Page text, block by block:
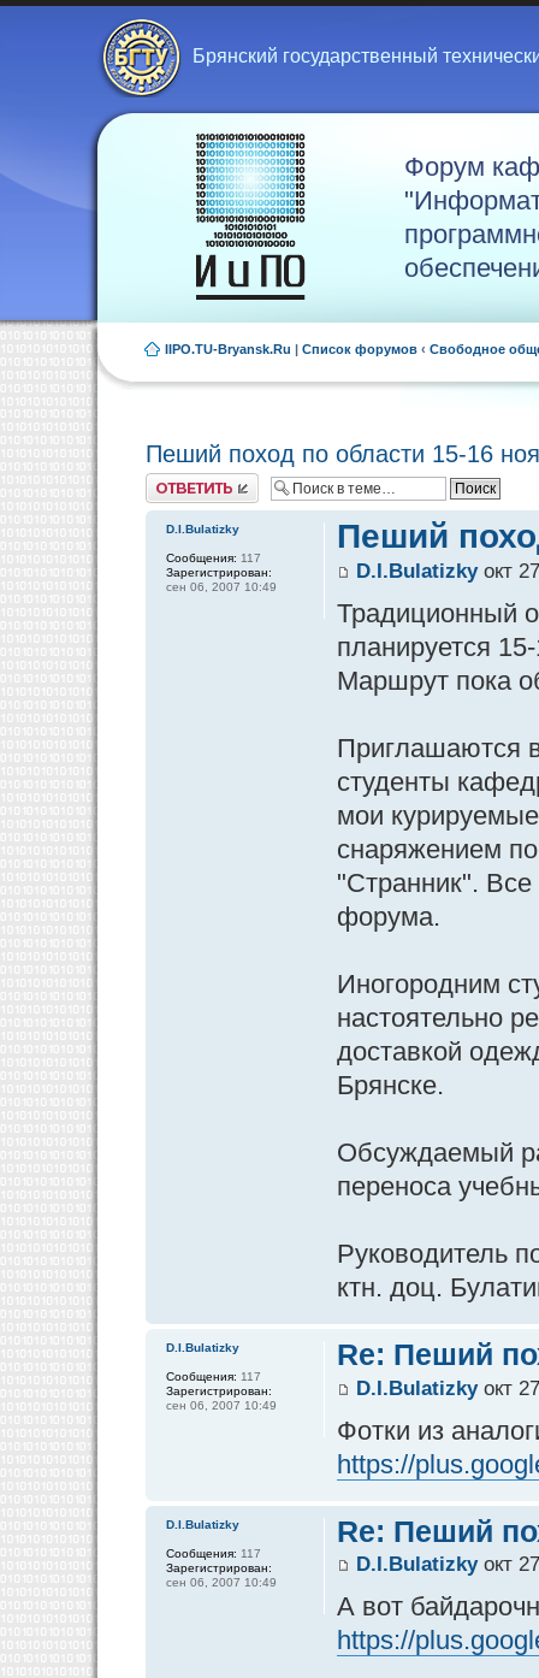
Брянский государственный
Форум
IIPO.TU-Bryansk.Ru | Список форумов ‹ Свободное
Пеший поход по области 15-16
Ответить
Пеший
D.I.Bulatizkyокт
Традиционный
планируется
Маршрут пока
Приглашаются
студенты
мои
снаряжением
"Странник". Все
форума.
Иногородним
настоятельно
доставкой
Брянске.
Обсуждаемый
переноса
Руководитель
ктн. доц.
D.I.Bulatizky
Сообщения: 117
Зарегистрирован:
сен 06, 2007 10:49
Re: Пеший
D.I.Bulatizkyокт
Фотки из
https://
D.I.Bulatizky
Сообщения: 117
Зарегистрирован:
сен 06, 2007 10:49
Re: Пеший
D.I.Bulatizkyокт
А вот
https://
D.I.Bulatizky
Сообщения: 117
Зарегистрирован:
сен 06, 2007 10:49